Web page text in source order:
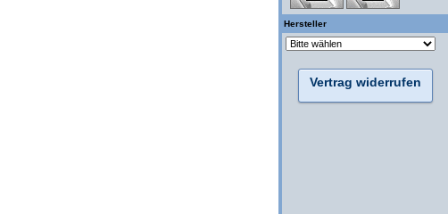
Hersteller
Vertrag widerrufen